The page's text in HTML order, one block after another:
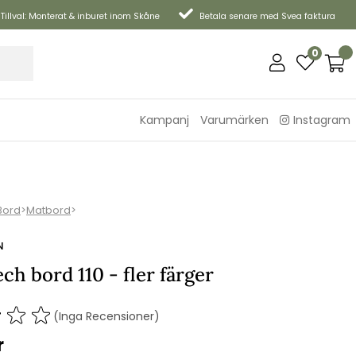
Tillval: Monterat & inburet inom Skåne Betala senare med Svea faktura
0
Kampanj Varumärken Instagram
>Matbord>
bord 110 - fler färger
(Inga Recensioner)